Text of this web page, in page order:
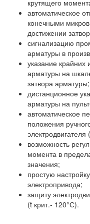
крутящего
автоматическое
конечными
достижении
сигнализацию
арматуры в
указание
арматуры на
затвора арматуры;
дистанционное
арматуры на
автоматическое
положения
возможность
момента в
значения;
простую
электропривода;
защиту
(t крит.- 120°С).